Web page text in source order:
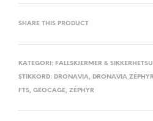
SHARE THIS PRODUCT
KATEGORI: FALLSKJERMER &
STIKKORD: DRONAVIA, DRONAVIA
FTS, GEOCAGE, ZÉPHYR